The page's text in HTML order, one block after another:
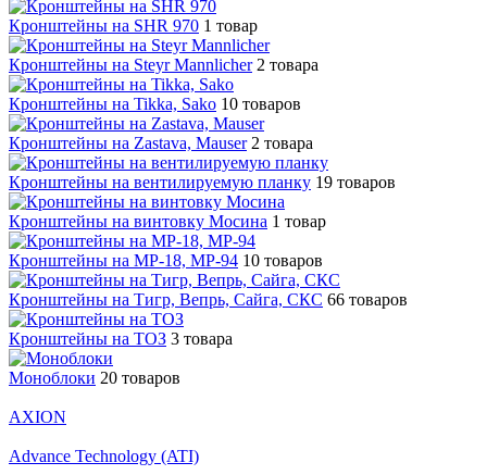
Кронштейны на SHR 970 1 товар
Кронштейны на Steyr Mannlicher 2 товара
Кронштейны на Tikka, Sako 10 товаров
Кронштейны на Zastava, Mauser 2 товара
Кронштейны на вентилируемую планку 19 товаров
Кронштейны на винтовку Мосина 1 товар
Кронштейны на МР-18, МР-94 10 товаров
Кронштейны на Тигр, Вепрь, Сайга, СКС 66 товаров
Кронштейны на ТОЗ 3 товара
Моноблоки 20 товаров
AXION
Advance Technology (ATI)